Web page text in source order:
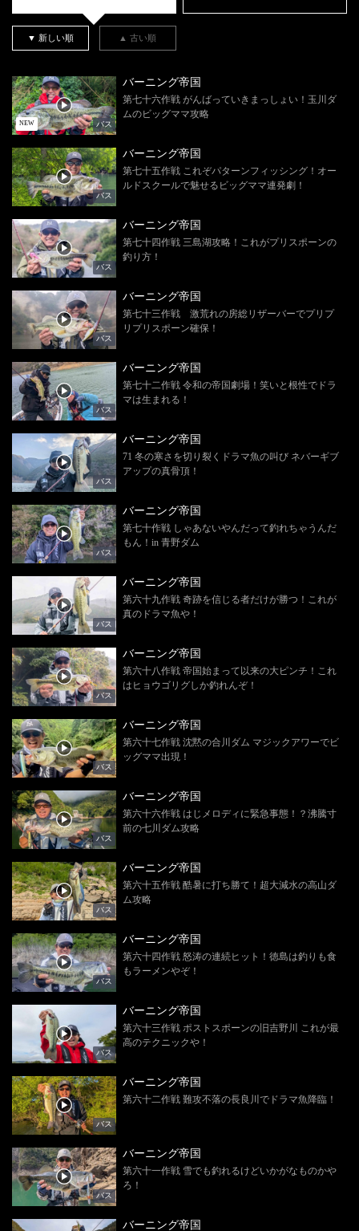
▼ 新しい順 ▲ 古い順
NEW バス
バーニング帝国
第七十六作戦 がんばっていきまっしょい！玉川ダ
ムのビッグママ攻略
バス
バーニング帝国
第七十五作戦 これぞパターンフィッシング！オー
ルドスクールで魅せるビッグママ連発劇！
バス
バーニング帝国
第七十四作戦 三島湖攻略！これがプリスポーンの
釣り方！
バス
バーニング帝国
第七十三作戦 激荒れの房総リザーバーでプリプ
リプリスポーン確保！
バス
バーニング帝国
第七十二作戦 令和の帝国劇場！笑いと根性でドラ
マは生まれる！
バス
バーニング帝国
71 冬の寒さを切り裂くドラマ魚の叫び ネバーギブ
アップの真骨頂！
バス
バーニング帝国
第七十作戦 しゃあないやんだって釣れちゃうんだ
もん！in 青野ダム
バス
バーニング帝国
第六十九作戦 奇跡を信じる者だけが勝つ！これが
真のドラマ魚や！
バス
バーニング帝国
第六十八作戦 帝国始まって以来の大ピンチ！これ
はヒョウゴリグしか釣れんぞ！
バス
バーニング帝国
第六十七作戦 沈黙の合川ダム マジックアワーでビ
ッグママ出現！
バス
バーニング帝国
第六十六作戦 はじメロディに緊急事態！？沸騰寸
前の七川ダム攻略
バス
バーニング帝国
第六十五作戦 酷暑に打ち勝て！超大減水の高山ダ
ム攻略
バス
バーニング帝国
第六十四作戦 怒涛の連続ヒット！徳島は釣りも食
もラーメンやぞ！
バス
バーニング帝国
第六十三作戦 ポストスポーンの旧吉野川 これが最
高のテクニックや！
バス
バーニング帝国
第六十二作戦 難攻不落の長良川でドラマ魚降臨！
バス
バーニング帝国
第六十一作戦 雪でも釣れるけどいかがなものかや
ろ！
バーニング帝国